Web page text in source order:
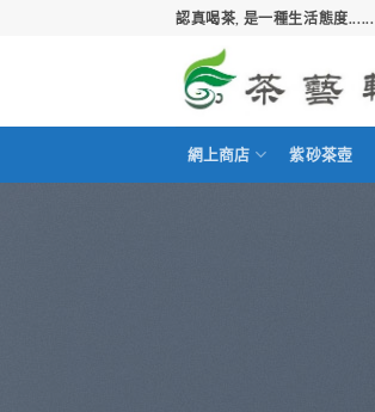
認真喝茶, 是一種生活態度......
網上商店 紫砂茶壺